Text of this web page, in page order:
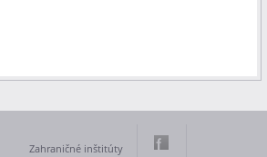
Zahraničné inštitúty